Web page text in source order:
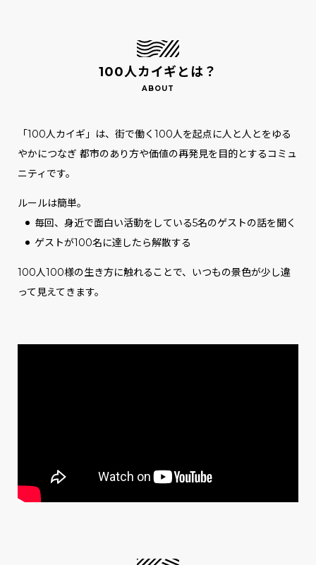
100人カイギとは？
「100人カイギ」は、街で働く100人を起点に人と人とをゆる
やかにつなぎ 都市のあり方や価値の再発見を目的とするコミュ
ニティです。
ルールは簡単。
毎回、身近で面白い活動をしている5名のゲストの話を聞く
ゲストが100名に達したら解散する
100人100様の生き方に触れることで、いつもの景色が少し違
って見えてきます。